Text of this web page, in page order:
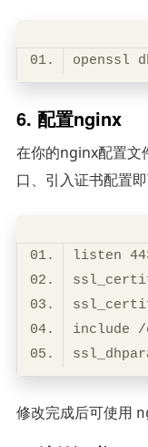
6. 配置nginx
在你的nginx配置文
口、引入证书配置
修改完成后可使用